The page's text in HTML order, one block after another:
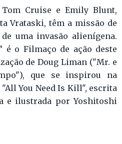
Tom Cruise e Emily Blunt,
Vrataski, têm a missão de
uma invasão alienígena.
é o Filmaço de ação deste
de Doug Liman ("Mr. e
que se inspirou na
You Need Is Kill", escrita
e ilustrada por Yoshitoshi